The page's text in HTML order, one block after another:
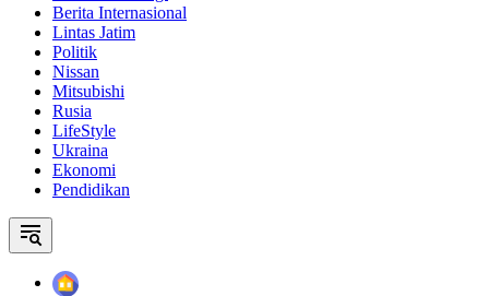
Berita Internasional
Lintas Jatim
Politik
Nissan
Mitsubishi
Rusia
LifeStyle
Ukraina
Ekonomi
Pendidikan
Home